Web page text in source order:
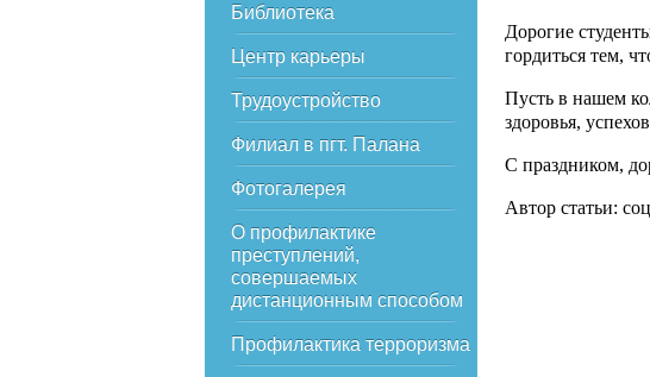
Библиотека
Центр карьеры
Трудоустройство
Филиал в пгт. Палана
Фотогалерея
О профилактике
преступлений,
совершаемых
дистанционным способом
Профилактика терроризма
Дорогие
гордиться тем,
Пусть в нашем
здоровья,
С праздником,
Автор статьи: